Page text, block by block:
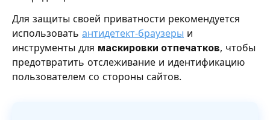
Для защиты своей приватности рекомендуется
использовать антидетект-браузеры и
инструменты для маскировки отпечатков, чтобы
предотвратить отслеживание и идентификацию
пользователем со стороны сайтов.